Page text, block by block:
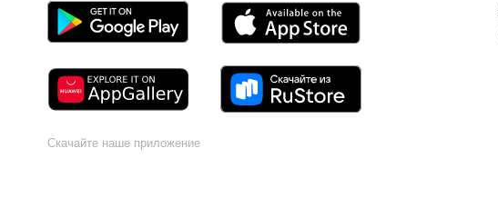
Скачайте наше приложение